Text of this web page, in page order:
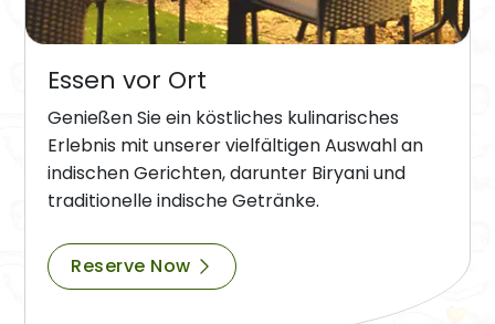
Essen vor Ort
Genießen Sie ein köstliches kulinarisches
Erlebnis mit unserer vielfältigen Auswahl an
indischen Gerichten, darunter Biryani und
traditionelle indische Getränke.
Reserve Now